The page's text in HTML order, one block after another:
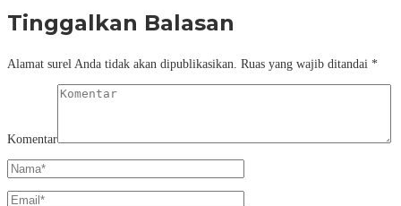
Tinggalkan Balasan
Alamat surel Anda tidak akan dipublikasikan. Ruas yang wajib ditandai *
Komentar